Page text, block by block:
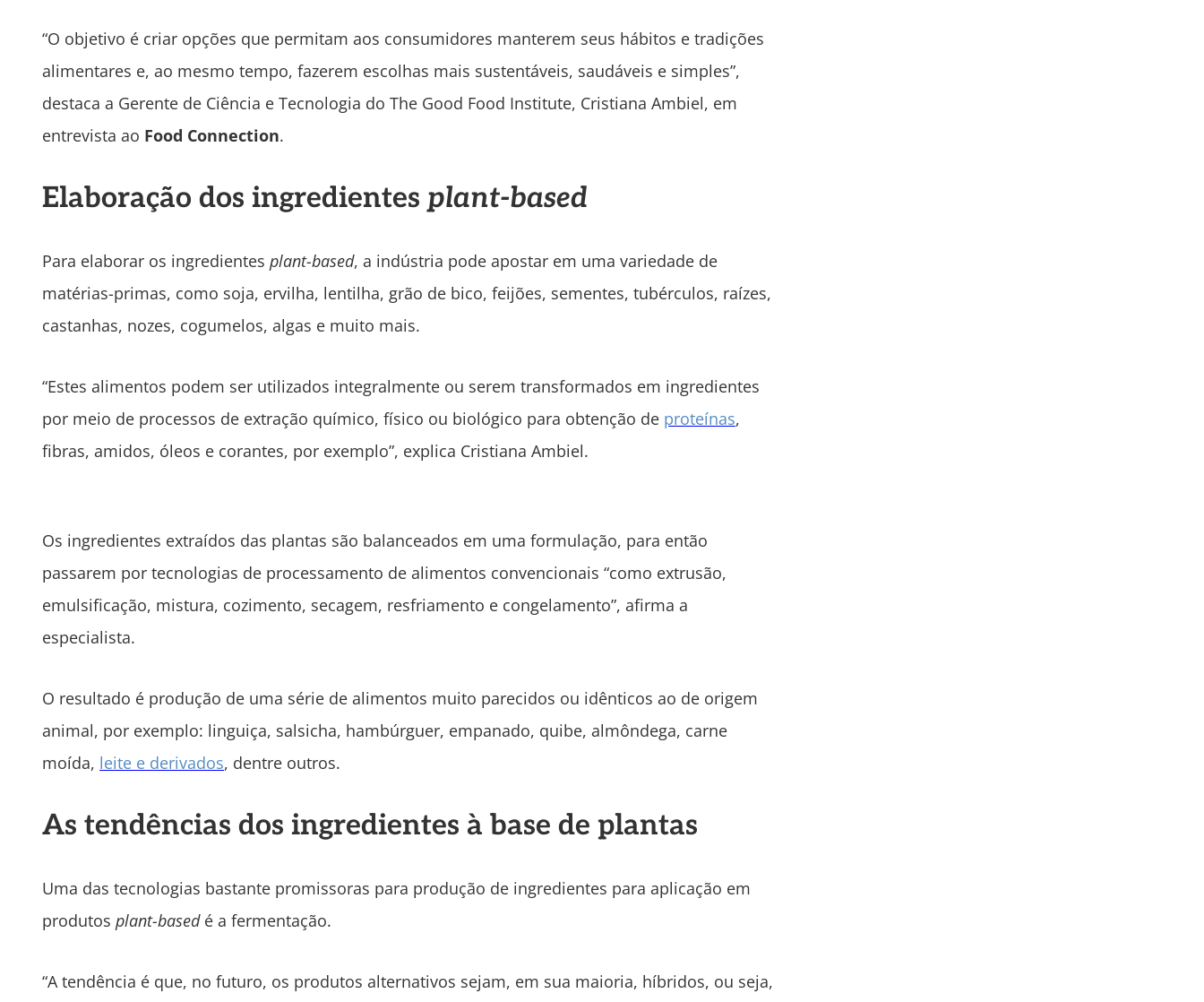
“O objetivo é criar opções que permitam aos consumidores manterem seus hábitos e tradições
alimentares e, ao mesmo tempo, fazerem escolhas mais sustentáveis, saudáveis e simples”,
destaca a Gerente de Ciência e Tecnologia do The Good Food Institute, Cristiana Ambiel, em
entrevista ao Food Connection.
Elaboração dos ingredientes plant-based
Para elaborar os ingredientes plant-based, a indústria pode apostar em uma variedade de
matérias-primas, como soja, ervilha, lentilha, grão de bico, feijões, sementes, tubérculos, raízes,
castanhas, nozes, cogumelos, algas e muito mais.
“Estes alimentos podem ser utilizados integralmente ou serem transformados em ingredientes
por meio de processos de extração químico, físico ou biológico para obtenção de proteínas,
fibras, amidos, óleos e corantes, por exemplo”, explica Cristiana Ambiel.
Os ingredientes extraídos das plantas são balanceados em uma formulação, para então
passarem por tecnologias de processamento de alimentos convencionais “como extrusão,
emulsificação, mistura, cozimento, secagem, resfriamento e congelamento”, afirma a
especialista.
O resultado é produção de uma série de alimentos muito parecidos ou idênticos ao de origem
animal, por exemplo: linguiça, salsicha, hambúrguer, empanado, quibe, almôndega, carne
moída, leite e derivados, dentre outros.
As tendências dos ingredientes à base de plantas
Uma das tecnologias bastante promissoras para produção de ingredientes para aplicação em
produtos plant-basedé a fermentação.
“A tendência é que, no futuro, os produtos alternativos sejam, em sua maioria, híbridos, ou seja,